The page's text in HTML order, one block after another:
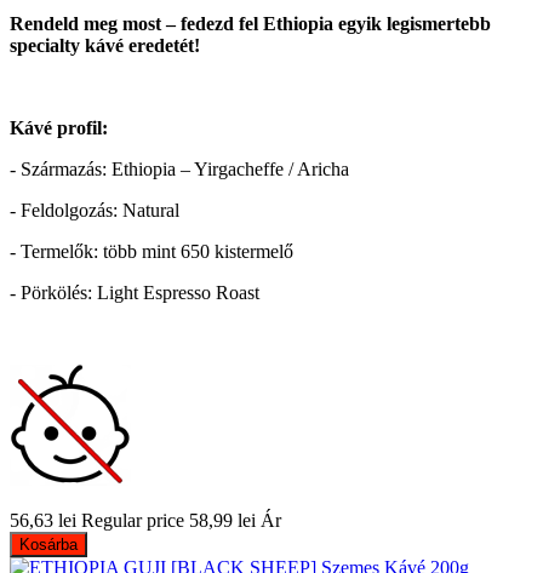
Rendeld meg most – fedezd fel Ethiopia egyik legismertebb
specialty kávé eredetét!
Kávé profil:
- Származás: Ethiopia – Yirgacheffe / Aricha
- Feldolgozás: Natural
- Termelők: több mint 650 kistermelő
- Pörkölés: Light Espresso Roast
56,63 lei Regular price 58,99 lei Ár
Kosárba